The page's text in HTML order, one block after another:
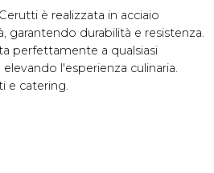
è realizzata in acciaio
garantendo durabilità e resistenza.
perfettamente a qualsiasi
l'esperienza culinaria.
e catering.